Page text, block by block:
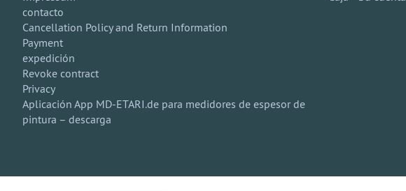
contacto
Cancellation Policy and Return Information
Payment
expedición
Revoke contract
Privacy
Aplicación App MD-ETARI.de para medidores de espesor de
pintura – descarga